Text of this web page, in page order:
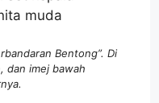
Bentong”. Di
dan imej bawah